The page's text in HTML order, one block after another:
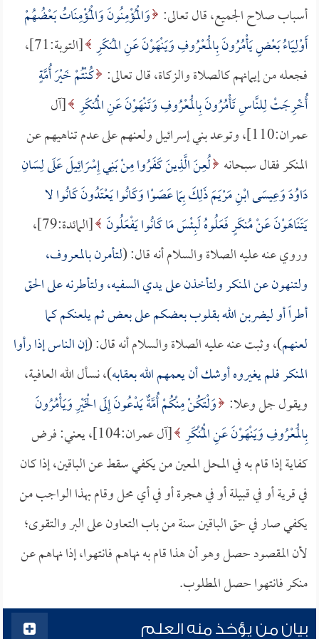
أسباب صلاح الجميع، قال تعالى: وَالْمُؤْمِنُونَ وَالْمُؤْمِنَاتُ بَعْضُهُمْ
أَوْلِيَاءُ بَعْضٍ يَأْمُرُونَ بِالْمَعْرُوفِ وَيَنْهَوْنَ عَنِ المُنكَرِ
[التوبة:71]،
فجعله من إيمانهم كالصلاة والزكاة، قال تعالى: كُنْتُمْ خَيْرَ أُمَّةٍ
أُخْرِجَتْ لِلنَّاسِ تَأْمُرُونَ بِالْمَعْرُوفِ وَتَنْهَوْنَ عَنِ الْمُنكَرِ [آل
عمران:110]، وتوعد بني إسرائيل ولعنهم على عدم تناهيهم عن
المنكر فقال سبحانه لُعِنَ الَّذِينَ كَفَرُوا مِنْ بَنِي إِسْرَائِيلَ عَلَى لِسَانِ
دَاوُدَ وَعِيسَى ابْنِ مَرْيَمَ ذَلِكَ بِمَا عَصَوْا وَكَانُوا يَعْتَدُونَ كَانُوا لا
يَتَنَاهَوْنَ عَنْ مُنكَرٍ فَعَلُوهُ لَبِئْسَ مَا كَانُوا يَفْعَلُونَ
[المائدة:79]،
وروي عنه عليه الصلاة والسلام أنه قال: (لتأمرن بالمعروف،
ولتنهون عن المنكر ولتأخذن على يدي السفيه، ولتأطرنه على الحق
أطراً أو ليضربن الله بقلوب بعضكم على بعض ثم يلعنكم كما
لعنهم)، وثبت عنه عليه الصلاة والسلام أنه قال: (إن الناس إذا رأوا
المنكر فلم يغيروه أوشك أن يعمهم الله بعقابه)، نسأل الله العافية،
ويقول جل وعلا: وَلْتَكُنْ مِنْكُمْ أُمَّةٌ يَدْعُونَ إِلَى الْخَيْرِ وَيَأْمُرُونَ
بِالْمَعْرُوفِ وَيَنْهَوْنَ عَنِ الْمُنْكَرِ
[آل عمران:104]، يعني: فرض
كفاية إذا قام به في المحل المعين من يكفي سقط عن الباقين، إذا كان
في قرية أو في قبيلة أو في هجرة أو في أي محل وقام بهذا الواجب من
يكفي صار في حق الباقين سنة من باب التعاون على البر والتقوى؛
لأن المقصود حصل وهو أن هذا قام به نهاهم فانتهوا، إذا نهاهم عن
منكر فانتهوا حصل المطلوب.
بيان من يؤخذ منه العلم